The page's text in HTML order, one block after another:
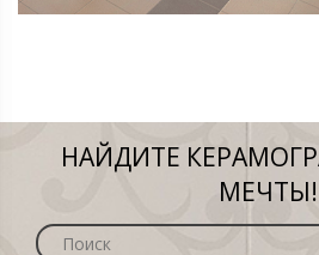
НАЙДИТЕ
МЕЧТЫ!